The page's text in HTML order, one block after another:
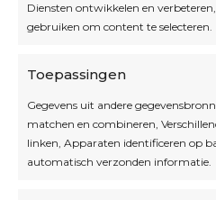
Diensten ontwikkelen en
gebruiken om content te selecteren.
Toepassingen
Gegevens uit andere
matchen en combineren,
linken, Apparaten identificeren op
automatisch verzonden informatie.